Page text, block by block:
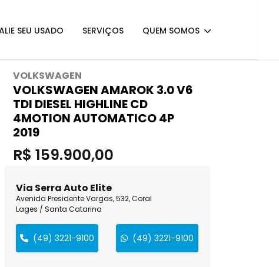
SEU USADO SERVIÇOS QUEM SOMOS
VOLKSWAGEN
VOLKSWAGEN AMAROK 3.0 V6
TDI DIESEL HIGHLINE CD
4MOTION AUTOMATICO 4P
2019
R$ 159.900,00
Via Serra Auto Elite
Avenida Presidente Vargas, 532, Coral
Lages / Santa Catarina
(49) 3221-9100 (49) 3221-9100